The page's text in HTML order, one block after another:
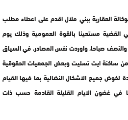
العقارية ببني ملال اقدم على اعطاء مطلب
القضية مستعينا بالقوة العمومية وذلك يوم
والنصف صباحا، واوردت نفس المصادر، في السياق
من ساكنة ايت تسليت وبعض الجمعيات الحقوقية
لخوض جميع الاشكال النضالية بما فيها القيام
في غضون الايام القليلة القادمة حسب ذات